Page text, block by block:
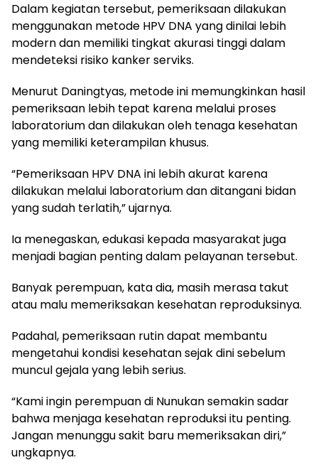
Dalam kegiatan tersebut, pemeriksaan dilakukan
menggunakan metode HPV DNA yang dinilai lebih
modern dan memiliki tingkat akurasi tinggi dalam
mendeteksi risiko kanker serviks.
Menurut Daningtyas, metode ini memungkinkan hasil
pemeriksaan lebih tepat karena melalui proses
laboratorium dan dilakukan oleh tenaga kesehatan
yang memiliki keterampilan khusus.
“Pemeriksaan HPV DNA ini lebih akurat karena
dilakukan melalui laboratorium dan ditangani bidan
yang sudah terlatih,” ujarnya.
Ia menegaskan, edukasi kepada masyarakat juga
menjadi bagian penting dalam pelayanan tersebut.
Banyak perempuan, kata dia, masih merasa takut
atau malu memeriksakan kesehatan reproduksinya.
Padahal, pemeriksaan rutin dapat membantu
mengetahui kondisi kesehatan sejak dini sebelum
muncul gejala yang lebih serius.
“Kami ingin perempuan di Nunukan semakin sadar
bahwa menjaga kesehatan reproduksi itu penting.
Jangan menunggu sakit baru memeriksakan diri,”
ungkapnya.